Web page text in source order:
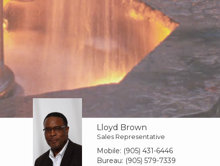
Lloyd Brown
Sales Representative
Mobile: (905) 431-6446
Bureau: (905) 579-7339